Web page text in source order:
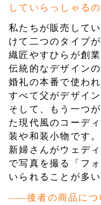
していらっしゃるの
私たちが販売して
けて二つのタイプ
織匠やすひらが創
伝統的なデザイン
婚礼の本番で使わ
すべて父がデザイ
そして、もう一つ
た現代風のコーデ
装や和装小物です
新婦さんがウェデ
で写真を撮る「フ
いられることが多い
後者の商品に